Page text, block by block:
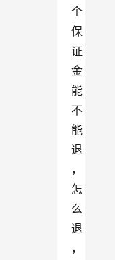
个
保
证
金
能
不
能
退
，
怎
么
退
，